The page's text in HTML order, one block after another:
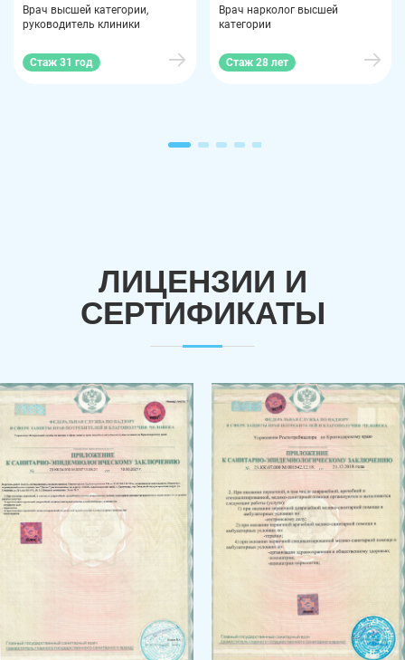
Врач высшей категории,
руководитель клиники
Стаж 31 год
Врач нарколог высшей
категории
Стаж 28 лет
ЛИЦЕНЗИИ И
СЕРТИФИКАТЫ